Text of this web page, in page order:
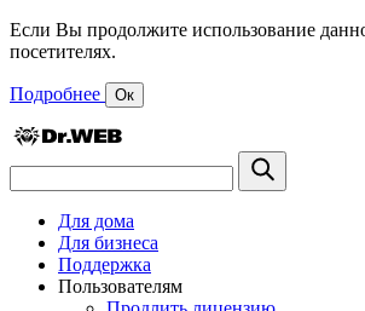
Если Вы продолжите использование
посетителях.
Подробнее Ок
Для дома
Для бизнеса
Поддержка
Пользователям